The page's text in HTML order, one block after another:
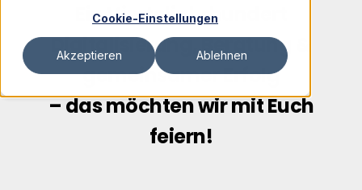
Cookie-Einstellungen
Akzeptieren Ablehnen
Ein Vierteljahrhundert
Digitalisierung, Beratung &
gemeinsamer Erfolg
– das möchten wir mit Euch
feiern!